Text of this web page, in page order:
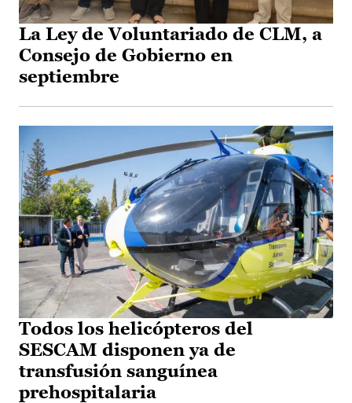
La Ley de Voluntariado de CLM, a
Consejo de Gobierno en
septiembre
Todos los helicópteros del
SESCAM disponen ya de
transfusión sanguínea
prehospitalaria